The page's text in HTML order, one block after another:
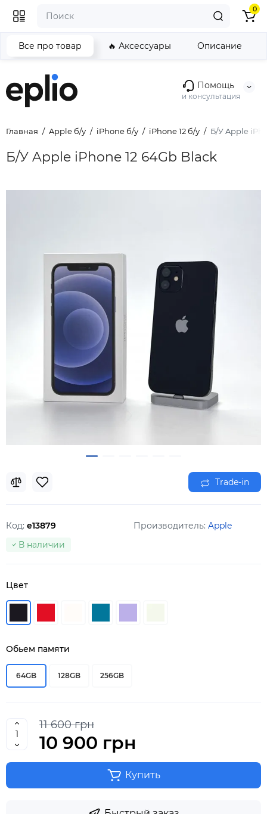
Помощь
и консультация
0
Главная Apple б/у iPhone б/у iPhone 12 б/у Б/У Apple
Б/У Apple iPhone 12 64Gb Black
Все про товар 🔥 Аксессуары Описание
Trade-in
Код: e13879 Производитель: Apple
В наличии
Цвет
Обьем памяти
64GB 128GB 256GB
11 600 грн
10 900 грн
Купить